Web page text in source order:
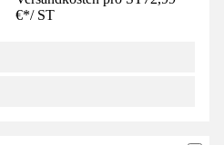
€*/ ST